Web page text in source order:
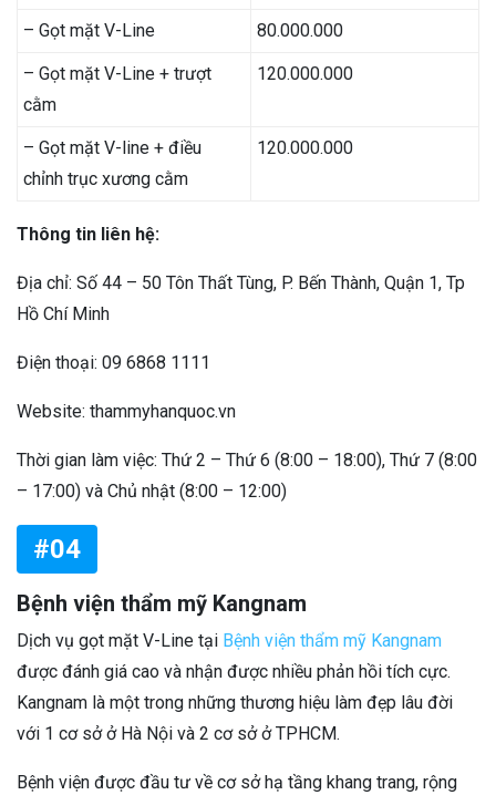
– Gọt mặt V-Line 80.000.000
– Gọt mặt V-Line + trượt
cằm
120.000.000
– Gọt mặt V-line + điều
chỉnh trục xương cằm
120.000.000
Thông tin liên hệ:
Địa chỉ: Số 44 – 50 Tôn Thất Tùng, P. Bến Thành, Quận 1, Tp
Hồ Chí Minh
Điện thoại: 09 6868 1111
Website: thammyhanquoc.vn
Thời gian làm việc: Thứ 2 – Thứ 6 (8:00 – 18:00), Thứ 7 (8:00
– 17:00) và Chủ nhật (8:00 – 12:00)
#04
Bệnh viện thẩm mỹ Kangnam
Dịch vụ gọt mặt V-Line tại Bệnh viện thẩm mỹ Kangnam
được đánh giá cao và nhận được nhiều phản hồi tích cực.
Kangnam là một trong những thương hiệu làm đẹp lâu đời
với 1 cơ sở ở Hà Nội và 2 cơ sở ở TPHCM.
Bệnh viện được đầu tư về cơ sở hạ tầng khang trang, rộng